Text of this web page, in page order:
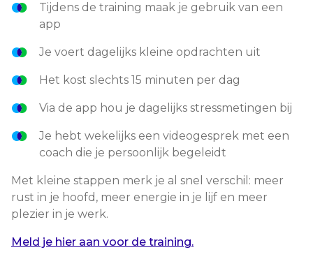
Tijdens de training maak je gebruik van een
app
Je voert dagelijks kleine opdrachten uit
Het kost slechts 15 minuten per dag
Via de app hou je dagelijks stressmetingen bij
Je hebt wekelijks een videogesprek met een
coach die je persoonlijk begeleidt
Met kleine stappen merk je al snel verschil: meer
rust in je hoofd, meer energie in je lijf en meer
plezier in je werk.
Meld je hier aan voor de training.